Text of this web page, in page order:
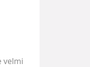
velmi